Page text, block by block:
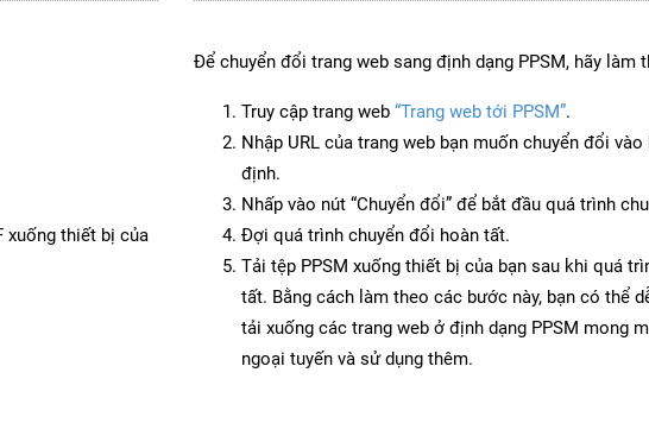
xuống thiết bị của
Để chuyển đổi trang web sang định dạng PPSM, hãy làm
Truy cập trang web “Trang web tới PPSM”.
Nhập URL của trang web bạn muốn chuyển đổi
định.
Nhấp vào nút “Chuyển đổi” để bắt đầu quá trình
Đợi quá trình chuyển đổi hoàn tất.
Tải tệp PPSM xuống thiết bị của bạn sau khi quá
tất. Bằng cách làm theo các bước này, bạn có thể
tải xuống các trang web ở định dạng PPSM mong
ngoại tuyến và sử dụng thêm.